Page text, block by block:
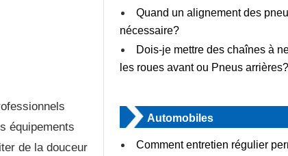
équipements
de la douceur
Quand un alignement des
nécessaire?
Dois-je mettre des chaînes à
les roues avant ou Pneus arrières?
Automobiles
Comment entretien régulier